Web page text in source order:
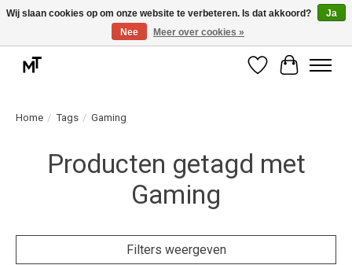
Deskundige installatie of montage nodig? Vraag ons naar de mogelijkheden.
Verlanglijst
Home / Tags / Gaming
Producten getagd met
Gaming
Filters weergeven
Wij slaan cookies op om onze website te verbeteren. Is dat akkoord?
Ja
Nee
Meer over cookies »